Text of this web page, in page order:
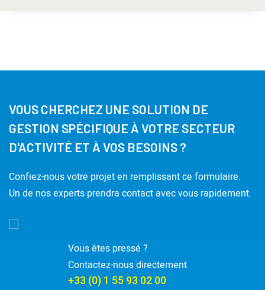
VOUS CHERCHEZ UNE SOLUTION DE
GESTION SPÉCIFIQUE À VOTRE SECTEUR
D'ACTIVITÉ ET À VOS BESOINS ?
Confiez-nous votre projet en remplissant ce formulaire.
Un de nos experts prendra contact avec vous rapidement.
Vous êtes pressé ?
Contactez-nous directement
+33 (0) 1 55 93 02 00